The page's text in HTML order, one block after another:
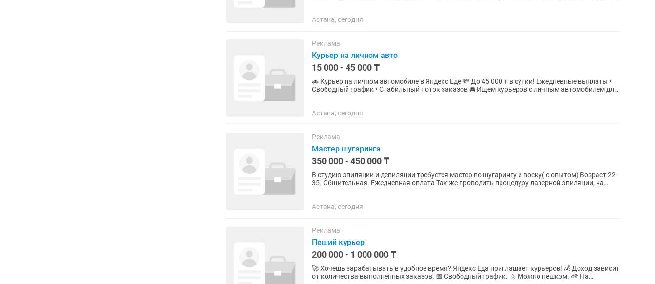
Астана, сегодня
Реклама
Курьер на личном авто
15 000 - 45 000 ₸
🚗 Курьер на личном автомобиле в Яндекс Еде 💸 До 45 000 ₸ в сутки! Ежедневные выплаты •
Свободный график • Стабильный поток заказов 🚘 Ищем курьеров с личным автомобилем для
Астана, сегодня
Реклама
Мастер шугаринга
350 000 - 450 000 ₸
В студию эпиляции и депиляции требуется мастер по шугарингу и воску( с опытом) Возраст 22-
35. Общительная. Ежедневная оплата Так же проводить процедуру лазерной эпиляции, на
Астана, сегодня
Реклама
Пеший курьер
200 000 - 1 000 000 ₸
🚀 Хочешь зарабатывать в удобное время? Яндекс Еда приглашает курьеров! 💰 Доход зависит
от количества выполненных заказов. 📅 Свободный график. 🚶 Можно пешком. 🚲 На